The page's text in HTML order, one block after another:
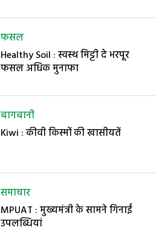
फसल
Healthy Soil : स्वस्थ मिट्टी दे भरपूर
फसल अधिक मुनाफा
बागबानी
Kiwi : कीवी किस्मों की खासीयतें
समाचार
MPUAT : मुख्यमंत्री के सामने गिनाईं
उपलब्धियां